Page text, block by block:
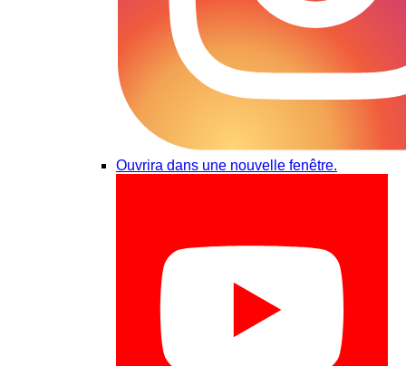
Ouvrira dans une nouvelle fenêtre.